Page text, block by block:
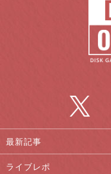
最新記事
ライブレポ